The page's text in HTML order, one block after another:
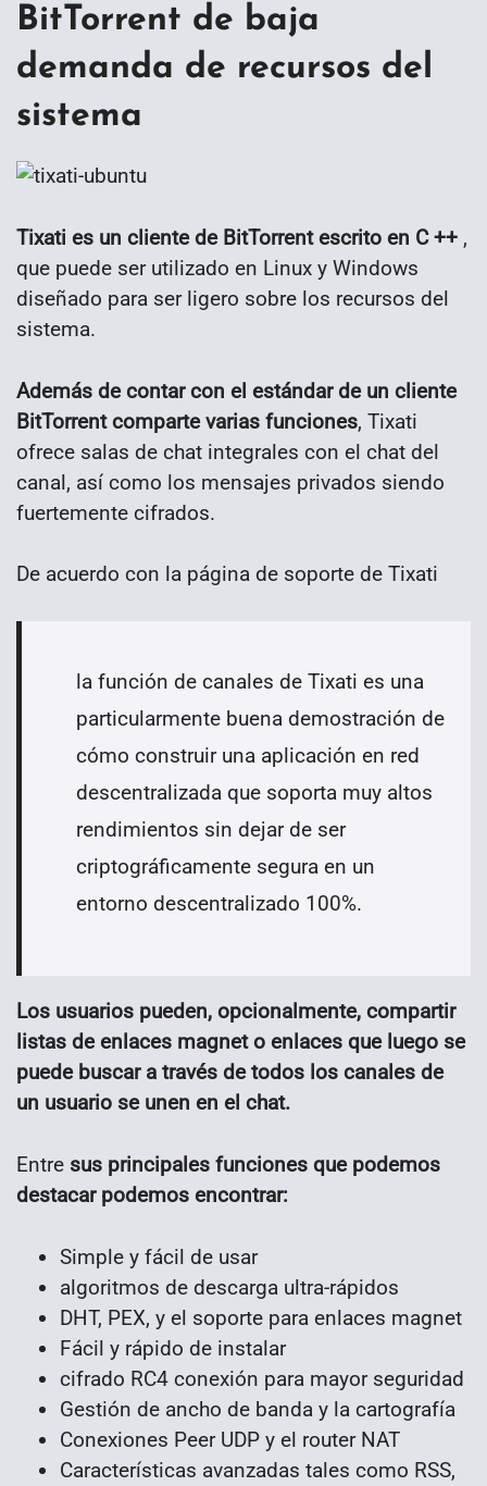
BitTorrent de baja
demanda de recursos del
sistema
Tixati es un cliente de BitTorrent escrito en C ++ ,
que puede ser utilizado en Linux y Windows
diseñado para ser ligero sobre los recursos del
sistema.
Además de contar con el estándar de un cliente
BitTorrent comparte varias funciones, Tixati
ofrece salas de chat integrales con el chat del
canal, así como los mensajes privados siendo
fuertemente cifrados.
De acuerdo con la página de soporte de Tixati
la función de canales de Tixati es una
particularmente buena demostración de
cómo construir una aplicación en red
descentralizada que soporta muy altos
rendimientos sin dejar de ser
criptográficamente segura en un
entorno descentralizado 100%.
Los usuarios pueden, opcionalmente, compartir
listas de enlaces magnet o enlaces que luego se
puede buscar a través de todos los canales de
un usuario se unen en el chat.
Entre sus principales funciones que podemos
destacar podemos encontrar:
Simple y fácil de usar
algoritmos de descarga ultra-rápidos
DHT, PEX, y el soporte para enlaces magnet
Fácil y rápido de instalar
cifrado RC4 conexión para mayor seguridad
Gestión de ancho de banda y la cartografía
Conexiones Peer UDP y el router NAT
Características avanzadas tales como RSS,